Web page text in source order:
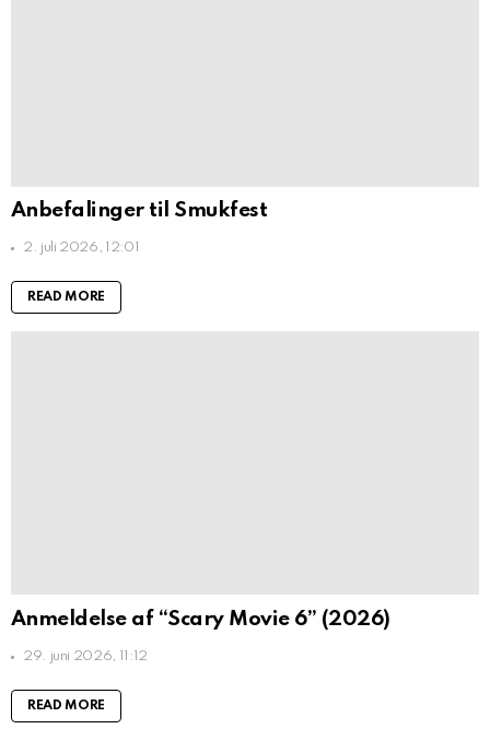
Anbefalinger til Smukfest
2. juli 2026, 12:01
READ MORE
Anmeldelse af “Scary Movie 6” (2026)
29. juni 2026, 11:12
READ MORE